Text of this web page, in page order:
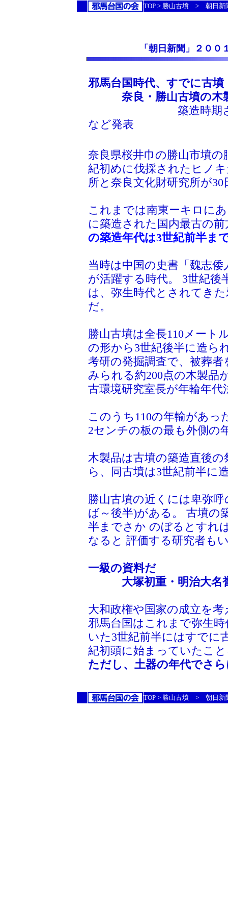
TOP > 勝山古墳 > 朝日新
「朝日新聞」２０
邪馬台国時代、すでに古墳
奈良・勝山古墳の木製
築造時期さか
など発表
奈良県桜井巾の勝山市墳
紀初めに伐採されたヒノ
所と奈良文化財研究所が
これまでは南東ーキロに
に築造された国内最古の
の築造年代は3世紀前半ま
当時は中国の史書「魏志
が活躍する時代。 3世紀
は、弥生時代とされてき
だ。
勝山古墳は全長110メート
の形から3世紀後半に造ら
考研の発掘調査で、被葬
みられる約200点の木製品
古環境研究室長が年輪年代
このうち110の年輸があっ
2センチの板の最も外側の
木製品は古墳の築造直後
ら、同古墳は3世紀前半に
勝山古墳の近くには卑弥
ば～後半)がある。 古墳の
半までさか のぼるとすれ
なると 評価する研究者も
一級の資料だ
大塚初重・明治大名誉
大和政権や国家の成立を
邪馬台国はこれまで弥生
いた3世紀前半にはすでに
紀初頭に始まっていたこ
ただし、土器の年代でさ
TOP > 勝山古墳 > 朝日新